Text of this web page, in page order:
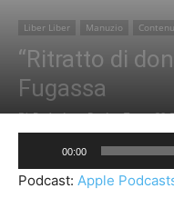
Liber Liber Manuzio
“Ritratto di
Fugassa
Di Redazione Pagina Tre - 20
Player
00:00
Podcast: Apple